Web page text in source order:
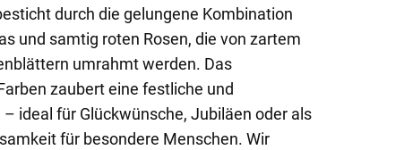
durch die gelungene Kombination
und samtig roten Rosen, die von zartem
umrahmt werden. Das
zaubert eine festliche und
ideal für Glückwünsche, Jubiläen oder als
für besondere Menschen. Wir